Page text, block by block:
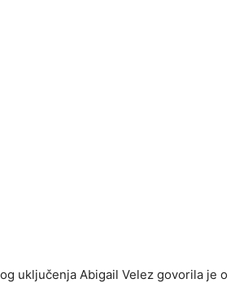
uključenja Abigail Velez govorila je o